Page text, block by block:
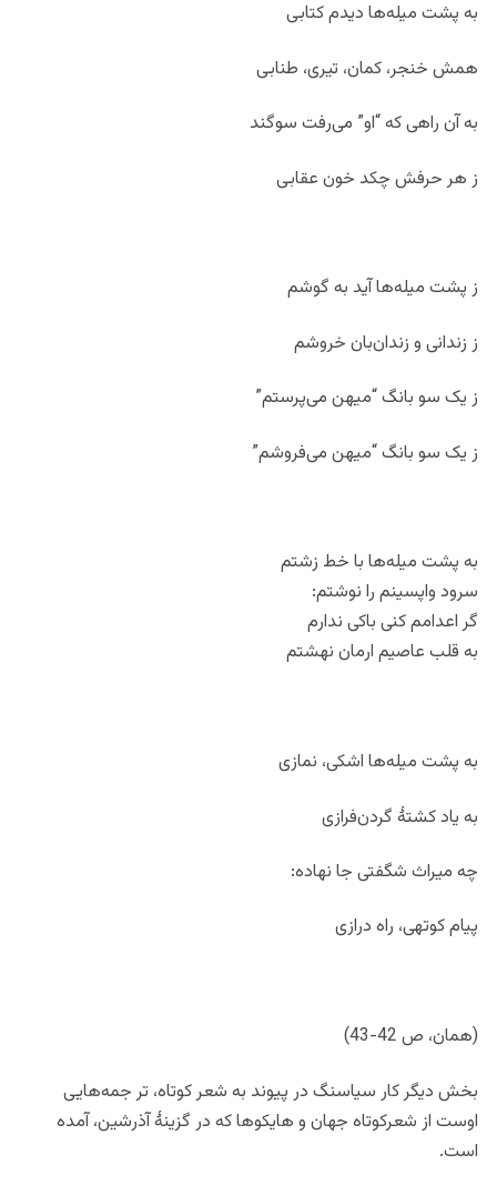
به پشت میله‌ها دیدم کتابی
همش خنجر، کمان، تیری، طنابی
به آن راهی که “او” می‌رفت سوگند
ز هر حرفش چکد خون عقابی
ز پشت میله‌ها آید به گوشم
ز زندانی و زندان‌بان خروشم
ز یک سو بانگ “میهن می‌پرستم”
ز یک سو بانگ “میهن می‌فروشم”
به پشت میله‌ها با خط زشتم
سرود واپسینم را نوشتم:
گر اعدامم کنی باکی ندارم
به قلب عاصیم ارمان نهشتم
به پشت میله‌ها اشکی، نمازی
به یاد کشتۀ گردن‌فرازی
چه میراث شگفتی جا نهاده:
پیام کوتهی، راه درازی
(همان، ص 42-43)
بخش دیگر کار سیاسنگ در پیوند به شعر کوتاه، تر جمه‌هایی
اوست از شعرکوتاه جهان و هایکو‌ها که در گزینۀ آذرشین، آمده
است.